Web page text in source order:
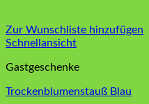
Zur Wunschliste hinzufügen
Schnellansicht
Gastgeschenke
Trockenblumenstauß Blau